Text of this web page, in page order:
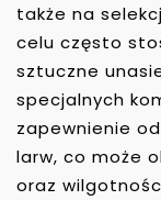
także na
celu często
sztuczne
specjalnych
zapewnienie
larw, co może
oraz